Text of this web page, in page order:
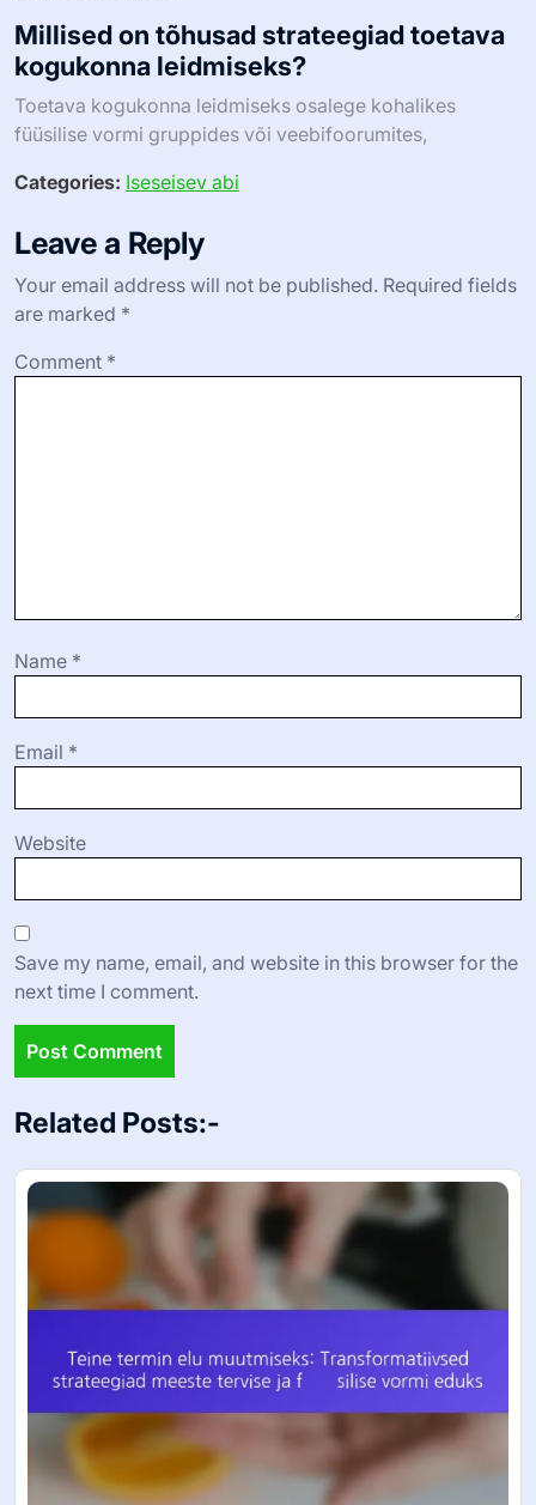
Kuidas saavad vastutuse partnerid
täiustada teekonda tõe poole
füüsilises vormis?
Vastutuse partnerid täiustavad oluliselt teekonda tõe
poole füüsilises vormis, pakkudes toetust ja
motivatsiooni. Nad julgustavad ausust enesehindamises,
edendades läbipaistvuse kultuuri eesmärkide ja
edusammude osas. See suhe võib viia parema järgimise
saavutamiseni füüsilise vormi rutiinides, kuna partnerid
peavad üksteist vastutavana oma lubaduste eest.
eesmärkide saavutamise tõenäosust kuni 65%. Lisaks,
Categories:
Leave a Reply
Your email address will not be published.
Comment
Name*
Email*
Website
Save my name, email, and website in this browser for the
next time I comment.